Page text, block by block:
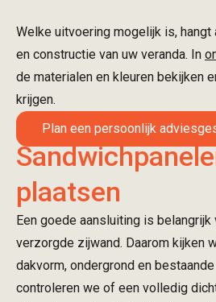
Welke uitvoering mogelijk is,
en constructie van uw veranda. In
de materialen en kleuren bekijken
krijgen.
Plan een persoonlijk
plaatsen
Een goede aansluiting is
verzorgde zijwand. Daarom kijken
dakvorm, ondergrond en
controleren we of een volledig